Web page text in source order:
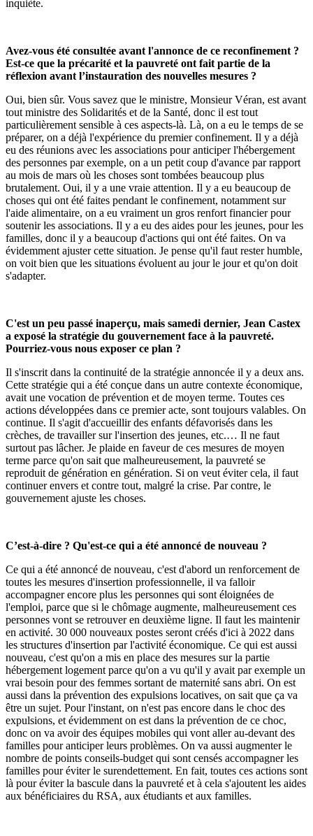
inquiète.
Avez-vous été consultée avant l'annonce de ce reconfinement ?
Est-ce que la précarité et la pauvreté ont fait partie de la
réflexion avant l’instauration des nouvelles mesures ?
Oui, bien sûr. Vous savez que le ministre, Monsieur Véran, est avant
tout ministre des Solidarités et de la Santé, donc il est tout
particulièrement sensible à ces aspects-là. Là, on a eu le temps de se
préparer, on a déjà l'expérience du premier confinement. Il y a déjà
eu des réunions avec les associations pour anticiper l'hébergement
des personnes par exemple, on a un petit coup d'avance par rapport
au mois de mars où les choses sont tombées beaucoup plus
brutalement. Oui, il y a une vraie attention. Il y a eu beaucoup de
choses qui ont été faites pendant le confinement, notamment sur
l'aide alimentaire, on a eu vraiment un gros renfort financier pour
soutenir les associations. Il y a eu des aides pour les jeunes, pour les
familles, donc il y a beaucoup d'actions qui ont été faites. On va
évidemment ajuster cette situation. Je pense qu'il faut rester humble,
on voit bien que les situations évoluent au jour le jour et qu'on doit
s'adapter.
C'est un peu passé inaperçu, mais samedi dernier, Jean Castex
a exposé la stratégie du gouvernement face à la pauvreté.
Pourriez-vous nous exposer ce plan ?
Il s'inscrit dans la continuité de la stratégie annoncée il y a deux ans.
Cette stratégie qui a été conçue dans un autre contexte économique,
avait une vocation de prévention et de moyen terme. Toutes ces
actions développées dans ce premier acte, sont toujours valables. On
continue. Il s'agit d'accueillir des enfants défavorisés dans les
crèches, de travailler sur l'insertion des jeunes, etc.… Il ne faut
surtout pas lâcher. Je plaide en faveur de ces mesures de moyen
terme parce qu'on sait que malheureusement, la pauvreté se
reproduit de génération en génération. Si on veut éviter cela, il faut
continuer envers et contre tout, malgré la crise. Par contre, le
gouvernement ajuste les choses.
C’est-à-dire ? Qu'est-ce qui a été annoncé de nouveau ?
Ce qui a été annoncé de nouveau, c'est d'abord un renforcement de
toutes les mesures d'insertion professionnelle, il va falloir
accompagner encore plus les personnes qui sont éloignées de
l'emploi, parce que si le chômage augmente, malheureusement ces
personnes vont se retrouver en deuxième ligne. Il faut les maintenir
en activité. 30 000 nouveaux postes seront créés d'ici à 2022 dans
les structures d'insertion par l'activité économique. Ce qui est aussi
nouveau, c'est qu'on a mis en place des mesures sur la partie
hébergement logement parce qu'on a vu qu'il y avait par exemple un
vrai besoin pour des femmes sortant de maternité sans abri. On est
aussi dans la prévention des expulsions locatives, on sait que ça va
être un sujet. Pour l'instant, on n'est pas encore dans le choc des
expulsions, et évidemment on est dans la prévention de ce choc,
donc on va avoir des équipes mobiles qui vont aller au-devant des
familles pour anticiper leurs problèmes. On va aussi augmenter le
nombre de points conseils-budget qui sont censés accompagner les
familles pour éviter le surendettement. En fait, toutes ces actions sont
là pour éviter la bascule dans la pauvreté et à cela s'ajoutent les aides
aux bénéficiaires du RSA, aux étudiants et aux familles.